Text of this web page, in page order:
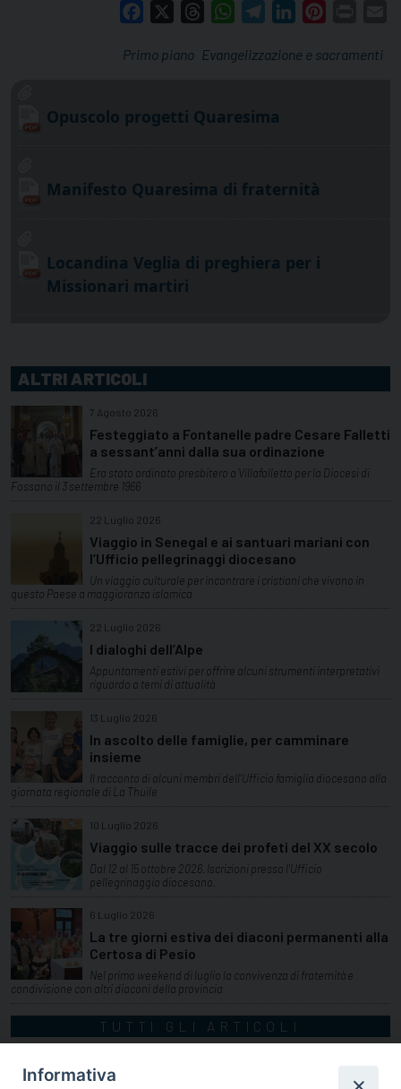
Facebook ThreadsWhatsAppTelegramLinkedIn
Evangelizzazione e sacramenti
Primo piano
Opuscolo progetti Quaresima
Manifesto Quaresima di fraternità
Locandina Veglia di preghiera per i
Missionari martiri
ALTRI ARTICOLI
7 Agosto 2026
Festeggiato a Fontanelle padre Cesare Falletti
a sessant’anni dalla sua ordinazione
Era stato ordinato presbitero a Villafalletto per la Diocesi di
Fossano il 3 settembre 1966
22 Luglio 2026
Viaggio in Senegal e ai santuari mariani con
l’Ufficio pellegrinaggi diocesano
Un viaggio culturale per incontrare i cristiani che vivono in
questo Paese a maggioranza islamica
22 Luglio 2026
I dialoghi dell’Alpe
Appuntamenti estivi per offrire alcuni strumenti interpretativi
riguardo a temi di attualità
13 Luglio 2026
In ascolto delle famiglie, per camminare
insieme
Il racconto di alcuni membri dell'Ufficio famiglia diocesano alla
giornata regionale di La Thuile
10 Luglio 2026
Viaggio sulle tracce dei profeti del XX secolo
Dal 12 al 15 ottobre 2026. Iscrizioni presso l'Ufficio
pellegrinaggio diocesano.
6 Luglio 2026
La tre giorni estiva dei diaconi permanenti alla
Certosa di Pesio
Nel primo weekend di luglio la convivenza di fraternità e
condivisione con altri diaconi della provincia
TUTTI GLI ARTICOLI
Informativa